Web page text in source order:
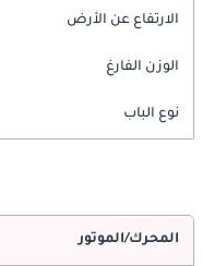
الارتفاع عن الأرض
الوزن الفارغ
نوع الباب
المحرك/الموتور